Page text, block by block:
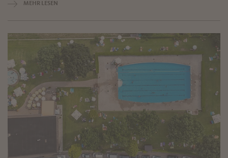
MEHR LESEN